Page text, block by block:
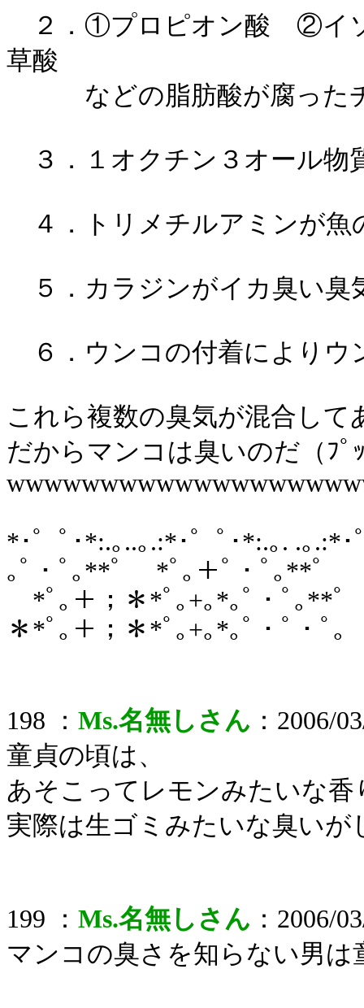
２．①プロピオン酸 ②イ
草酸
などの脂肪酸が腐ったチ
３．１オクチン３オール物
４．トリメチルアミンが魚
５．カラジンがイカ臭い臭
６．ウンコの付着によりウ
これら複数の臭気が混合し
だからマンコは臭いのだ（ﾌ
*･゜ﾟ･*:.｡..｡.:*･゜ﾟ･*:.｡. .｡.:*
｡ﾟ・ﾟ｡**ﾟ *ﾟ｡＋ﾟ・ﾟ｡**ﾟ
*ﾟ｡＋；＊*ﾟ｡+｡*｡ﾟ・ﾟ｡**
＊*ﾟ｡＋；＊*ﾟ｡+｡*｡ﾟ・ﾟ・ﾟ｡
198 ： Ms.名無しさん ：2006/
童貞の頃は、
あそこってレモンみたいな
実際は生ゴミみたいな臭い
199 ： Ms.名無しさん ：2006/
マンコの臭さを知らない男は